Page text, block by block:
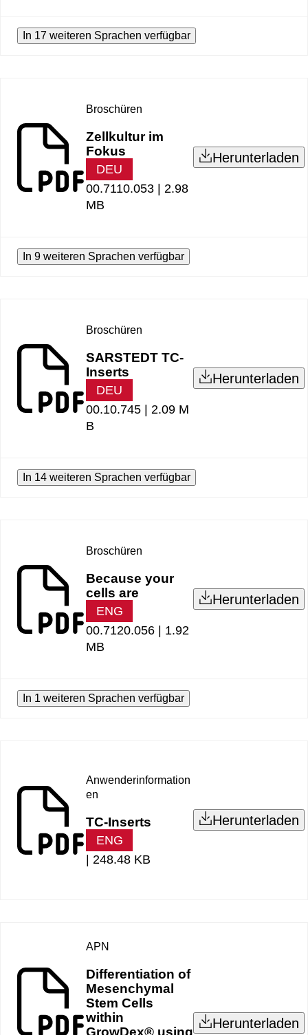
In 17 weiteren Sprachen verfügbar
Broschüren
Zellkultur im
Fokus
DEU
00.7110.053 | 2.98
MB
Herunterladen
In 9 weiteren Sprachen verfügbar
Broschüren
SARSTEDT TC-
Inserts
DEU
00.10.745 | 2.09 M
B
Herunterladen
In 14 weiteren Sprachen verfügbar
Broschüren
Because your
cells are
ENG
00.7120.056 | 1.92
MB
Herunterladen
In 1 weiteren Sprachen verfügbar
Anwenderinformation
en
TC-Inserts
ENG
| 248.48 KB
Herunterladen
APN
Differentiation of
Mesenchymal
Stem Cells
within
GrowDex® using
Herunterladen